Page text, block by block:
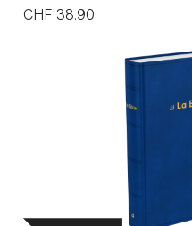
CHF 38.90